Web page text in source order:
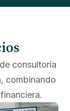
consultoría
combinando